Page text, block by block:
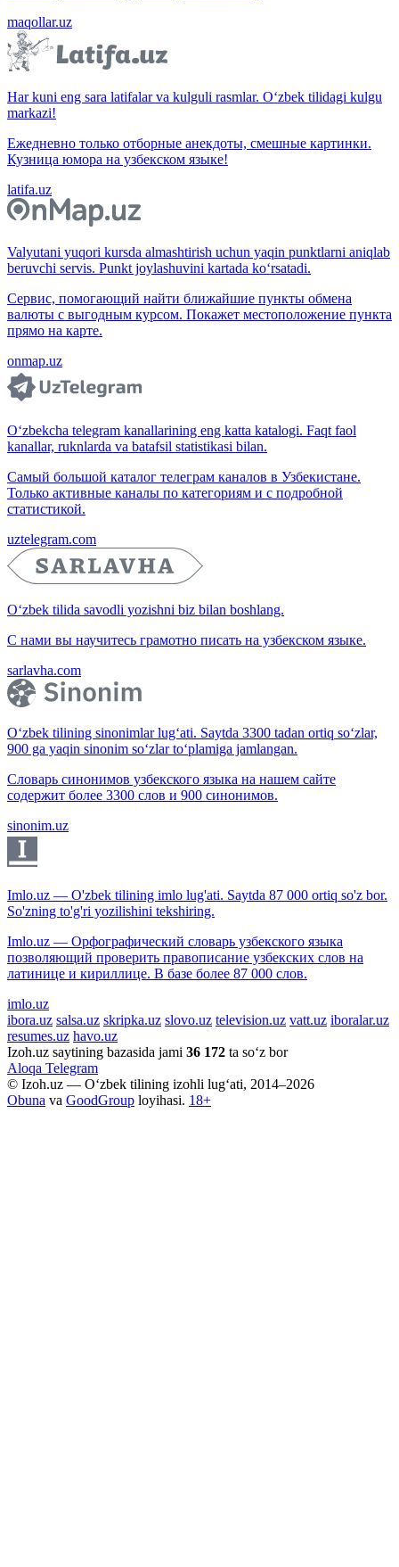
maqollar.uz
Har kuni eng sara latifalar va kulguli rasmlar. O‘zbek tilidagi kulgu
markazi!
Ежедневно только отборные анекдоты, смешные картинки.
Кузница юмора на узбекском языке!
latifa.uz
Valyutani yuqori kursda almashtirish uchun yaqin punktlarni aniqlab
beruvchi servis. Punkt joylashuvini kartada ko‘rsatadi.
Сервис, помогающий найти ближайшие пункты обмена
валюты с выгодным курсом. Покажет местоположение пункта
прямо на карте.
onmap.uz
O‘zbekcha telegram kanallarining eng katta katalogi. Faqt faol
kanallar, ruknlarda va batafsil statistikasi bilan.
Самый большой каталог телеграм каналов в Узбекистане.
Только активные каналы по категориям и с подробной
статистикой.
uztelegram.com
O‘zbek tilida savodli yozishni biz bilan boshlang.
С нами вы научитесь грамотно писать на узбекском языке.
sarlavha.com
O‘zbek tilining sinonimlar lug‘ati. Saytda 3300 tadan ortiq so‘zlar,
900 ga yaqin sinonim so‘zlar to‘plamiga jamlangan.
Словарь синонимов узбекского языка на нашем сайте
содержит более 3300 слов и 900 синонимов.
sinonim.uz
Imlo.uz — O'zbek tilining imlo lug'ati. Saytda 87 000 ortiq so'z bor.
So'zning to'g'ri yozilishini tekshiring.
Imlo.uz — Орфографический словарь узбекского языка
позволяющий проверить правописание узбекских слов на
латинице и кириллице. В базе более 87 000 слов.
imlo.uz
ibora.uz salsa.uz skripka.uz slovo.uz television.uz vatt.uz iboralar.uz
resumes.uz havo.uz
Izoh.uz saytining bazasida jami 36 172 ta so‘z bor
Aloqa Telegram
© Izoh.uz — O‘zbek tilining izohli lug‘ati, 2014–2026
Obuna va GoodGroup loyihasi. 18+